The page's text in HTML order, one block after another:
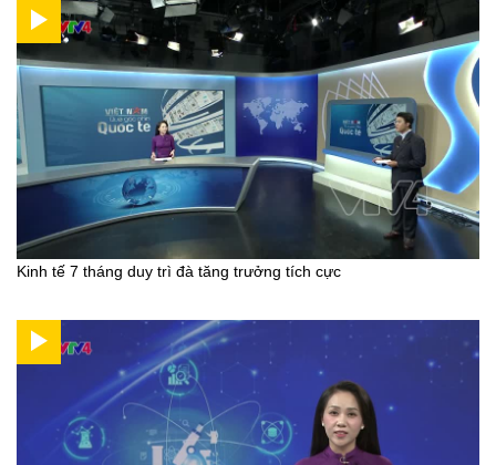
Kinh tế 7 tháng duy trì đà tăng trưởng tích cực